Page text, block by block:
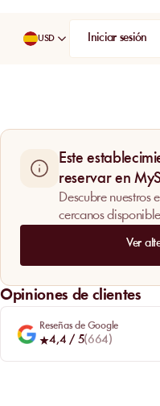
USD Iniciar sesión
Este
reservar en
Descubre nuestros
cercanos
Ver
Opiniones de clientes
Reseñas de Google
4,4 / 5(664)